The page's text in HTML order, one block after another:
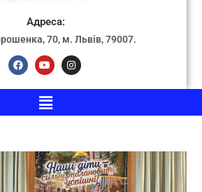
Адреса:
70, м. Львів, 79007.